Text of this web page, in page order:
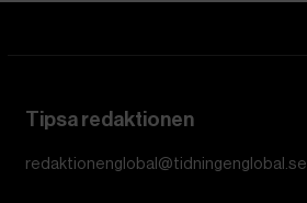
Tipsa redaktionen
redaktionenglobal@tidningenglobal.se